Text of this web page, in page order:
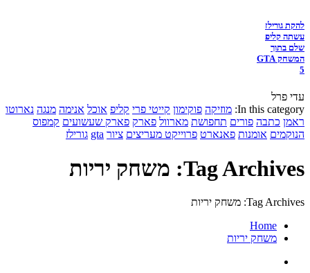
להקת גורילז
עשתה קליפ
שלם בתוך
המשחק GTA
5
עדי פרל
In this category: מוזיקה פוקימון קייטי פרי קליפ אוכל אנימה מנגה נארוטו
ראמן כתבה פורים תחפושת מארוול פארק פארק שעשועים קמפוס
הנוקמים אומנות פאנארט פרוייקט מעריצים ציור gta גורילז
Tag Archives: משחק יריות
Tag Archives: משחק יריות
Home
משחק יריות